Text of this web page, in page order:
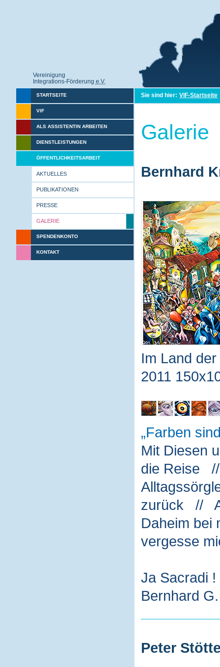
Vereinigung
Integrations-Förderung e.V.
STARTSEITE
VIF
ALS ASSISTENTIN ARBEITEN
DIENSTLEISTUNGEN
ÖFFENTLICHKEITSARBEIT
AKTUELLES
PUBLIKATIONEN
PRESSE
GALERIE
SPENDENKONTO
KONTAKT
Sie sind hier: VIF-Startseite
Galerie
Bernhard
Im Land
2011
Farben
Mit Diesen
die Reise
zurück //
Daheim
vergesse
Ja Sacradi
Bernhard
Peter